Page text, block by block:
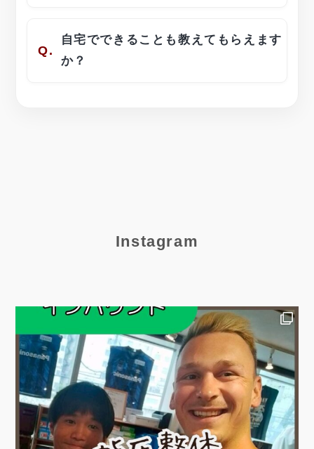
Q.
自宅でできることも教えてもらえます
か？
Instagram